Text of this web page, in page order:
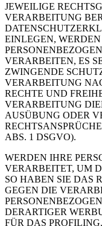
JEWEILIGE
VERARBEITUNG
EINLEGEN,
VERARBEITEN, ES
ZWINGENDE
VERARBEITUNG
RECHTE UND
VERARBEITUNG
AUSÜBUNG ODER
ABS. 1 DSGVO).
WERDEN IHRE
VERARBEITET, UM
SO HABEN SIE DAS
GEGEN DIE
DERARTIGER
FÜR DAS